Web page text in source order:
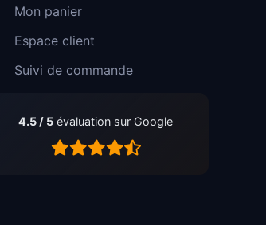
Mon panier
Espace client
Suivi de commande
4.5 / 5 évaluation sur Google